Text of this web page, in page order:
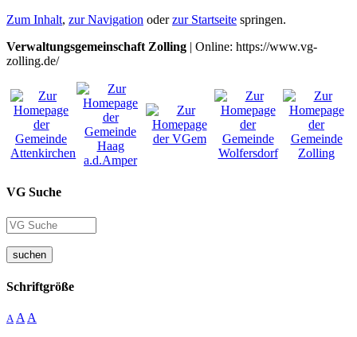
Zum Inhalt, zur Navigation oderzur Startseite springen.
Verwaltungsgemeinschaft Zolling | Online: https://www.vg-
zolling.de/
VG Suche
suchen
Schriftgröße
A A A